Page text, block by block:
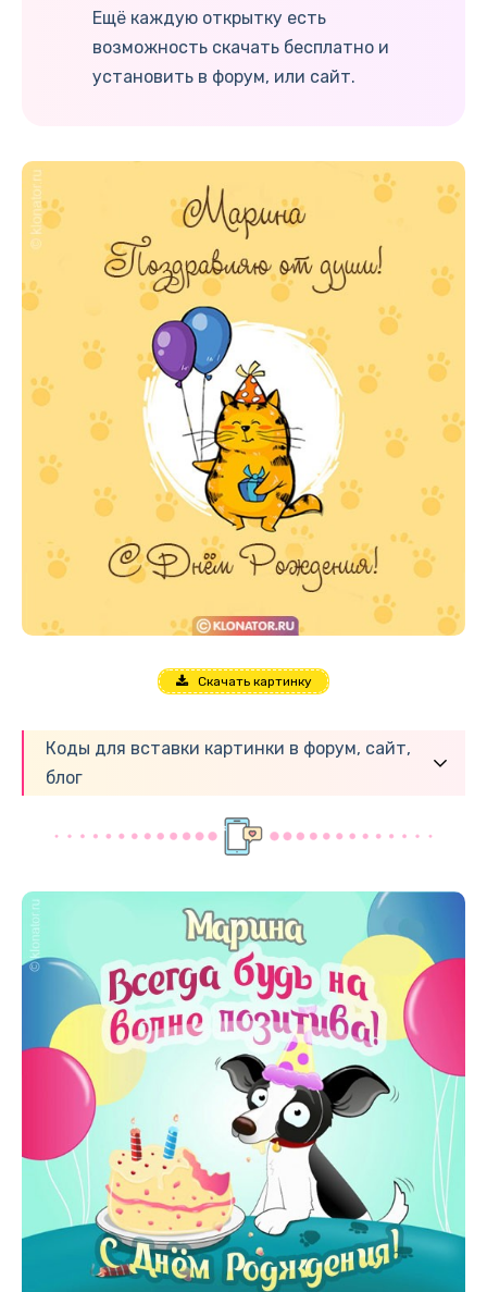
Ещё каждую открытку есть
возможность скачать бесплатно и
установить в форум, или сайт.
Скачать картинку
Коды для вставки картинки в форум, сайт,
блог